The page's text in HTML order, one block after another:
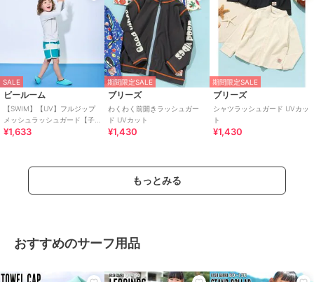
SALE
ビールーム
【SWIM】【UV】フルジップ
メッシュラッシュガード【子
供服】【キッズ】【男の子】
¥1,633
期間限定SALE
ブリーズ
わくわく前開きラッシュガー
ド UVカット
¥1,430
期間限定SALE
ブリーズ
シャツラッシュガード UVカッ
ト
¥1,430
もっとみる
おすすめのサーフ用品